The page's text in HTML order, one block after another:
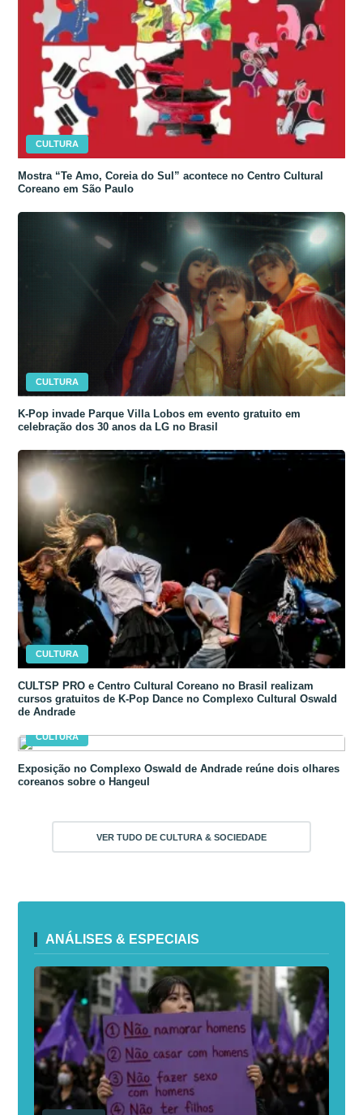
CULTURA
Mostra “Te Amo, Coreia do Sul” acontece no Centro Cultural
Coreano em São Paulo
CULTURA
K-Pop invade Parque Villa Lobos em evento gratuito em
celebração dos 30 anos da LG no Brasil
CULTURA
CULTSP PRO e Centro Cultural Coreano no Brasil realizam
cursos gratuitos de K-Pop Dance no Complexo Cultural Oswald
de Andrade
CULTURA
Exposição no Complexo Oswald de Andrade reúne dois olhares
coreanos sobre o Hangeul
VER TUDO DE CULTURA & SOCIEDADE
ANÁLISES & ESPECIAIS